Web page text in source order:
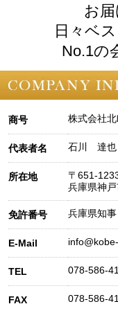
お
日々ベ
No.1の
商号 株式会社
代表者名 石川 達也
所在地
〒651-
兵庫県神
免許番号 兵庫県知
E-Mail
TEL 078-586-
FAX 078-586-